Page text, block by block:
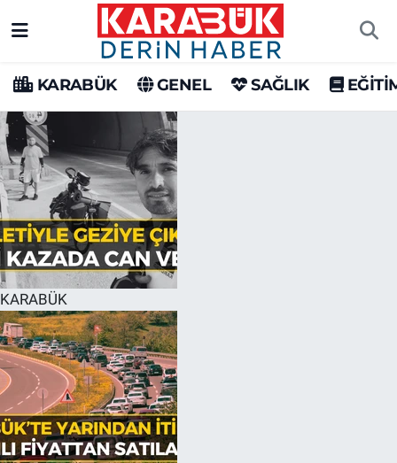
KARABÜK GENEL SAĞLIK
KARABÜK
Karabük Hava Durumu
Karabük Trafik Yoğunluk Haritası
Süper Lig Puan Durumu ve Fikstür
Tüm Manşetler
Son Dakika Haberleri
Haber Arşivi